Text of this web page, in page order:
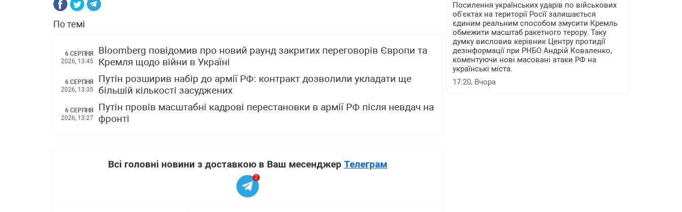
По темі
6 СЕРПНЯ
2026, 13:45
Bloomberg повідомив про новий раунд закритих переговорів Європи та
Кремля щодо війни в Україні
6 СЕРПНЯ
2026, 13:35
Путін розширив набір до армії РФ: контракт дозволили укладати ще
більшій кількості засуджених
6 СЕРПНЯ
2026, 13:27
Путін провів масштабні кадрові перестановки в армії РФ після невдач на
фронті
Всі головні новини з доставкою в Ваш месенджер Телеграм
2
Посилення українських ударів по військових
об'єктах на території Росії залишається
єдиним реальним способом змусити Кремль
обмежити масштаб ракетного терору. Таку
думку висловив керівник Центру протидії
дезінформації при РНБО Андрій Коваленко,
коментуючи нові масовані атаки РФ на
українські міста.
17:20, Вчора